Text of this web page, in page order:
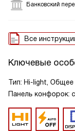
Банковский
Все
Ключевые
Тип: Hi-light, Общее
Панель конфорок: